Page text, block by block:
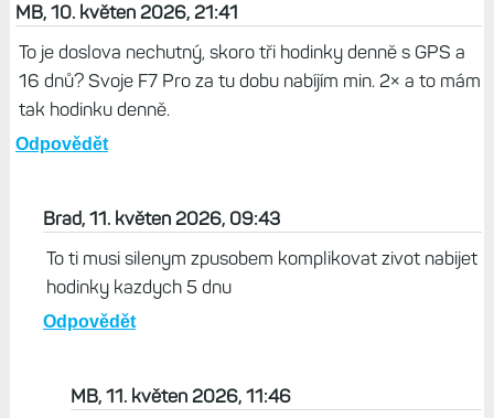
MB, 10. květen 2026, 21:41
To je doslova nechutný, skoro tři hodinky denně s GPS a
16 dnů? Svoje F7 Pro za tu dobu nabíjím min. 2× a to mám
tak hodinku denně.
Odpovědět
Brad, 11. květen 2026, 09:43
To ti musi silenym zpusobem komplikovat zivot nabijet
hodinky kazdych 5 dnu
Odpovědět
MB, 11. květen 2026, 11:46